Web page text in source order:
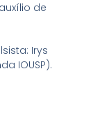
de
Irys
IOUSP).